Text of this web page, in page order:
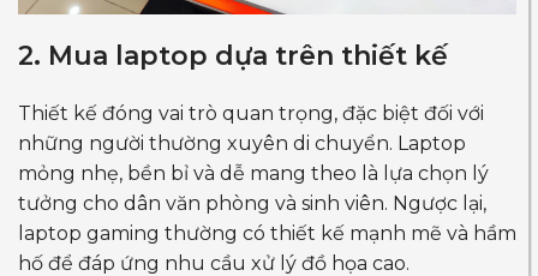
2. Mua laptop dựa trên thiết kế
Thiết kế đóng vai trò quan trọng, đặc biệt đối với
những người thường xuyên di chuyển. Laptop
mỏng nhẹ, bền bỉ và dễ mang theo là lựa chọn lý
tưởng cho dân văn phòng và sinh viên. Ngược lại,
laptop gaming thường có thiết kế mạnh mẽ và hầm
hố để đáp ứng nhu cầu xử lý đồ họa cao.